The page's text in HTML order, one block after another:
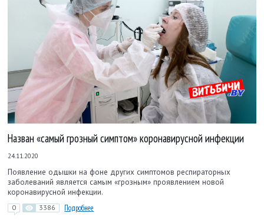
Назван «самый грозный симптом» коронавирусной инфекции
24.11.2020
Появление одышки на фоне других симптомов респираторных
заболеваний является самым «грозным» проявлением новой
коронавирусной инфекции.
0 3386 Подробнее